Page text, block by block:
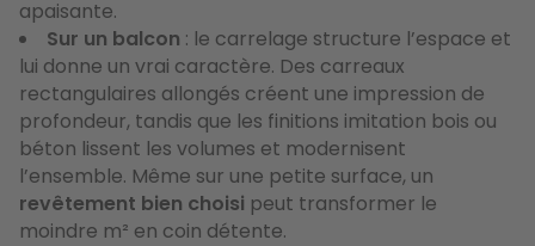
apaisante.
Sur un balcon : le carrelage structure l’espace et
lui donne un vrai caractère. Des carreaux
rectangulaires allongés créent une impression de
profondeur, tandis que les finitions imitation bois ou
béton lissent les volumes et modernisent
l’ensemble. Même sur une petite surface, un
revêtement bien choisi peut transformer le
moindre m² en coin détente.